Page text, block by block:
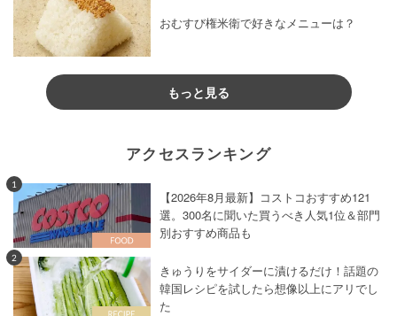
おむすび権米衛で好きなメニューは？
もっと見る
アクセスランキング
1
【2026年8月最新】コストコおすすめ121
選。300名に聞いた買うべき人気1位＆部門
別おすすめ商品も
2
きゅうりをサイダーに漬けるだけ！話題の
韓国レシピを試したら想像以上にアリでし
た